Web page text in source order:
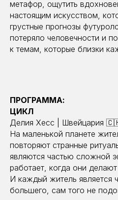
метафор, ощутить
настоящим искусством,
грустные прогнозы
потеряло человечности и
к темам, которые близки
ПРОГРАММА:
ЦИКЛ
Делия Хесс | Швейцария
На маленькой планете
повторяют странные
являются частью сложной
работает, когда они
И каждый житель является
большего, сам того не